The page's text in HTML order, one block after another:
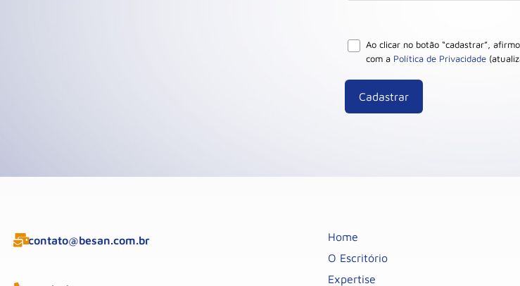
Ao clicar no botão “cadastrar”,
com a Política de Privacidade
contato@besan.com.br
Home
O Escritório
Expertise